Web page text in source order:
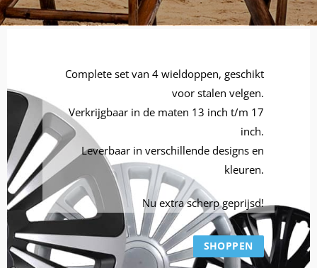
Complete set van 4 wieldoppen, geschikt
voor stalen velgen.
Verkrijgbaar in de maten 13 inch t/m 17
inch.
Leverbaar in verschillende designs en
kleuren.
Nu extra scherp geprijsd!
SHOPPEN